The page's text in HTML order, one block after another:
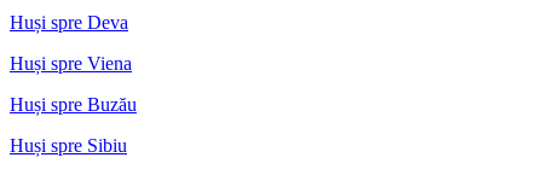
Huși spre Deva
Huși spre Viena
Huși spre Buzău
Huși spre Sibiu